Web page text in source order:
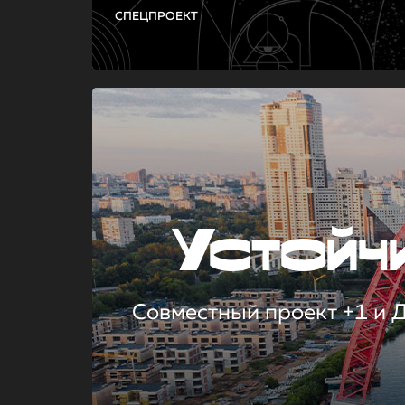
СПЕЦПРОЕКТ
Совместный проект +1 и